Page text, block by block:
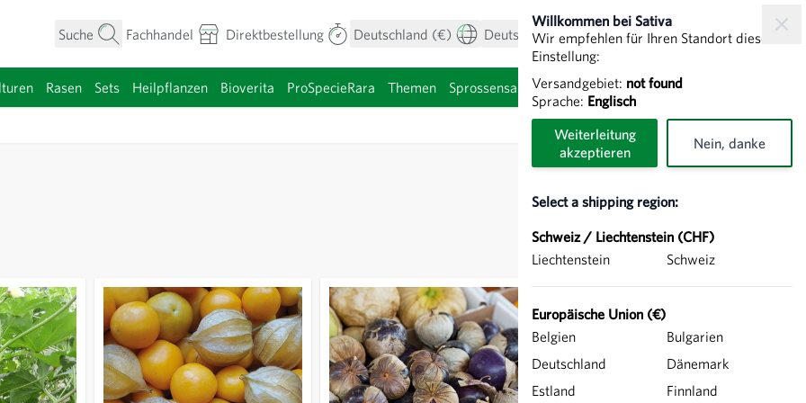
Suche
Fachhandel Direktbestellung Deutschland (€) Deutsch Mein Konto Warenkorb
Rasen Sets Heilpflanzen Bioverita ProSpecieRara Themen Sprossensamen
Willkommen bei Sativa
Wir empfehlen für Ihren Standort diese
Einstellung:
Versandgebiet: not found
Sprache: Englisch
Weiterleitung
akzeptieren
Nein, danke
Select a shipping region:
Schweiz / Liechtenstein (CHF)
Liechtenstein
Schweiz
Europäische Union (€)
Belgien
Bulgarien
Deutschland
Dänemark
Estland
Finnland